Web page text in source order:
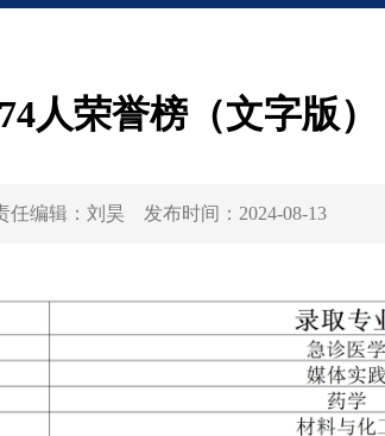
人荣誉榜（文字版）
任编辑： 刘昊 发布时间： 2024-08-13